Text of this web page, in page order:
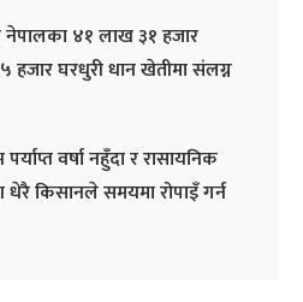
४१ लाख ३१ हजार
घरधुरी धान खेतीमा संलग्न
वर्षा नहुँदा र रासायनिक
किसानले समयमा रोपाइँ गर्न